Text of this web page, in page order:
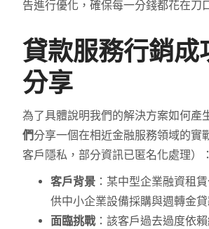
告進行優化，確保每一分錢都花在刀
貸款服務行銷成
分享
為了具體說明我們的解決方案如何產
們分享一個在相近金融服務領域的實
客戶隱私，部分資訊已匿名化處理）：
客戶背景 ：某中型企業融資租
供中小企業設備採購與週轉金貸
面臨挑戰：該客戶過去過度依